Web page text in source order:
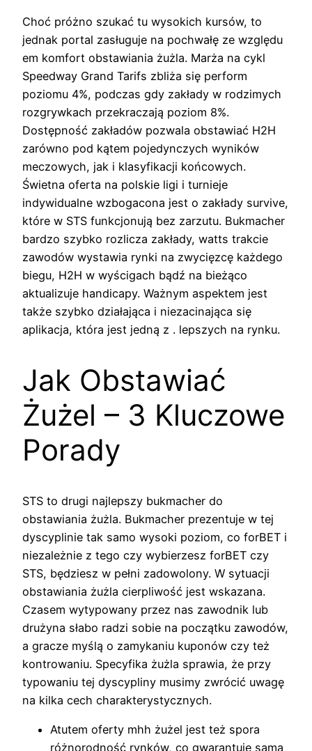
Choć próżno szukać tu wysokich kursów, to
jednak portal zasługuje na pochwałę ze względu
em komfort obstawiania żużla. Marża na cykl
Speedway Grand Tarifs zbliża się perform
poziomu 4%, podczas gdy zakłady w rodzimych
rozgrywkach przekraczają poziom 8%.
Dostępność zakładów pozwala obstawiać H2H
zarówno pod kątem pojedynczych wyników
meczowych, jak i klasyfikacji końcowych.
Świetna oferta na polskie ligi i turnieje
indywidualne wzbogacona jest o zakłady survive,
które w STS funkcjonują bez zarzutu. Bukmacher
bardzo szybko rozlicza zakłady, watts trakcie
zawodów wystawia rynki na zwycięzcę każdego
biegu, H2H w wyścigach bądź na bieżąco
aktualizuje handicapy. Ważnym aspektem jest
także szybko działająca i niezacinająca się
aplikacja, która jest jedną z . lepszych na rynku.
Jak Obstawiać
Żużel – 3 Kluczowe
Porady
STS to drugi najlepszy bukmacher do
obstawiania żużla. Bukmacher prezentuje w tej
dyscyplinie tak samo wysoki poziom, co forBET i
niezależnie z tego czy wybierzesz forBET czy
STS, będziesz w pełni zadowolony. W sytuacji
obstawiania żużla cierpliwość jest wskazana.
Czasem wytypowany przez nas zawodnik lub
drużyna słabo radzi sobie na początku zawodów,
a gracze myślą o zamykaniu kuponów czy też
kontrowaniu. Specyfika żużla sprawia, że przy
typowaniu tej dyscypliny musimy zwrócić uwagę
na kilka cech charakterystycznych.
Atutem oferty mhh żużel jest też spora
różnorodność rynków, co gwarantuje sama